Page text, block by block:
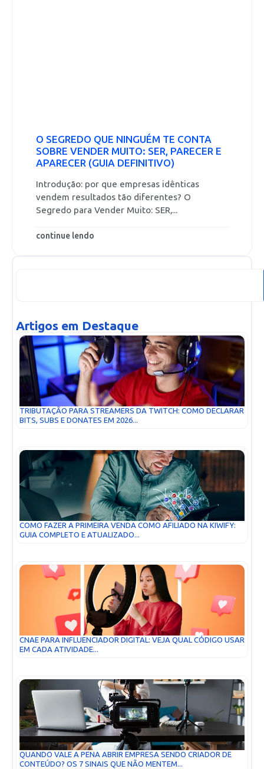
O SEGREDO QUE NINGUÉM TE CONTA
SOBRE VENDER MUITO: SER, PARECER E
APARECER (GUIA DEFINITIVO)
Introdução: por que empresas idênticas
vendem resultados tão diferentes? O
Segredo para Vender Muito: SER,...
continue lendo
Artigos em Destaque
TRIBUTAÇÃO PARA STREAMERS DA TWITCH: COMO DECLARAR
BITS, SUBS E DONATES EM 2026...
COMO FAZER A PRIMEIRA VENDA COMO AFILIADO NA KIWIFY:
GUIA COMPLETO E ATUALIZADO...
CNAE PARA INFLUENCIADOR DIGITAL: VEJA QUAL CÓDIGO USAR
EM CADA ATIVIDADE...
QUANDO VALE A PENA ABRIR EMPRESA SENDO CRIADOR DE
CONTEÚDO? OS 7 SINAIS QUE NÃO MENTEM...